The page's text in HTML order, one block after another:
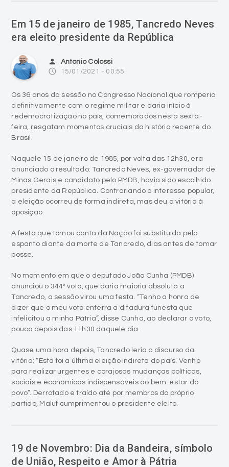
person Antonio Colossi
access_time 15/01/2021 - 00:55
Os 36 anos da sessão no Congresso Nacional que romperia
definitivamente com o regime militar e daria início à
feira, resgatam momentos cruciais da história recente do
Brasil.
Naquele 15 de janeiro de 1985, por volta das 12h30, era
anunciado o resultado: Tancredo Neves, ex-governador de
presidente da República. Contrariando o interesse popular,
a eleição ocorreu de forma indireta, mas deu a vitória à
oposição.
A festa que tomou conta da Nação foi substituída pelo
espanto diante da morte de Tancredo, dias antes de tomar
No momento em que o deputado João Cunha (PMDB)
anunciou o 344º voto, que daria maioria absoluta a
dizer que o meu voto enterra a ditadura funesta que
infelicitou a minha Pátria”, disse Cunha, ao declarar o voto,
pouco depois das 11h30 daquele dia.
Quase uma hora depois, Tancredo leria o discurso da
vitória: “Esta foi a última eleição indireta do país. Venho
sociais e econômicas indispensáveis ao bem-estar do
povo”. Derrotado e traído até por membros do próprio
partido, Maluf cumprimentou o presidente eleito.
person Antonio Colossi
access_time 19/11/2020 - 00:50